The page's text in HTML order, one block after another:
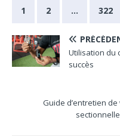
1 2 … 322
Utilisation du
succès
Guide d’entretien